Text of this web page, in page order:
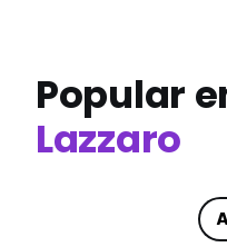
Popular
Lazzaro